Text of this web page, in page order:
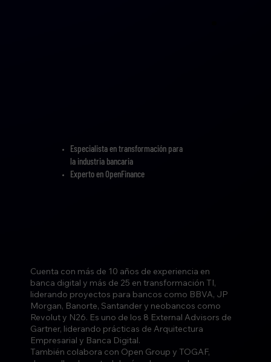
Especialista en transformación para
la industria bancaria
Experto en OpenFinance
Cuenta con más de 10 años de experiencia en
banca digital y más de 25 en transformación TI,
liderando proyectos para bancos como BBVA, JP
Morgan, Banorte, Santander y neobancos como
Revolut y N26. Es uno de los 8 External Advisors de
Gartner, liderando prácticas de Arquitectura
Empresarial y Banca Digital.
También colabora con Open Group y TOGAF,